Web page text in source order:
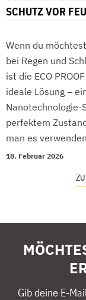
SCHUTZ VOR
Wenn du
bei Regen und
ist die ECO
ideale Lösung –
Nanotechnologie-
perfektem
man es
18. Februar 2026
Gib deine E-